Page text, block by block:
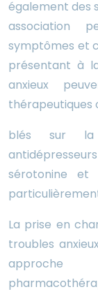
également des
association
symptômes et
présentant à
anxieux
thérapeutiques
blés sur la
sérotonine et
La prise en
troubles
approche